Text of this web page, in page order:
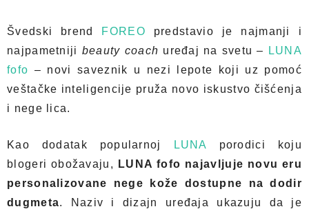
Švedski brend FOREO predstavio je najmanji i
najpametniji beauty coach uređaj na svetu –
LUNA
fofo – novi saveznik u nezi lepote koji uz pomoć
veštačke inteligencije pruža novo iskustvo čišćenja
i nege lica.
Kao dodatak popularnoj LUNA
porodici koju
blogeri obožavaju,
LUNA fofo najavljuje novu eru
personalizovane nege kože dostupne na dodir
dugmeta. Naziv i dizajn uređaja ukazuju da je